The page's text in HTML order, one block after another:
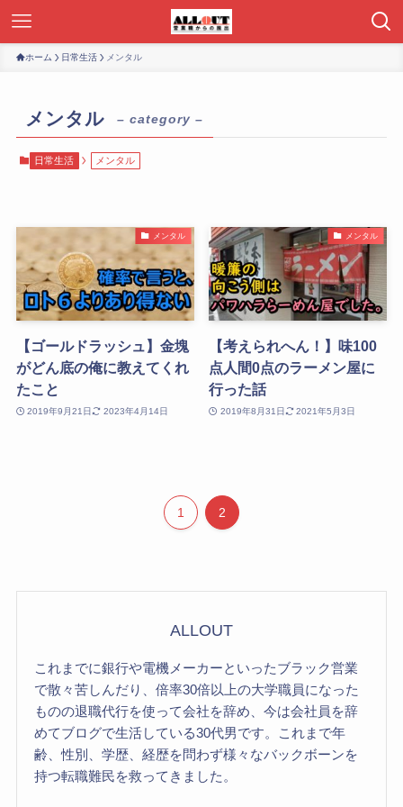
ホーム 日常生活 メンタル
メンタル – category –
日常生活 メンタル
メンタル
【ゴールドラッシュ】金塊
がどん底の俺に教えてくれ
たこと
2019年9月21日 2023年4月14日
メンタル
【考えられへん！】味100
点人間0点のラーメン屋に
行った話
2019年8月31日 2021年5月3日
1 2
ALLOUT
これまでに銀行や電機メーカーといったブラック営業
で散々苦しんだり、倍率30倍以上の大学職員になった
ものの退職代行を使って会社を辞め、今は会社員を辞
めてブログで生活している30代男です。これまで年
齢、性別、学歴、経歴を問わず様々なバックボーンを
持つ転職難民を救ってきました。